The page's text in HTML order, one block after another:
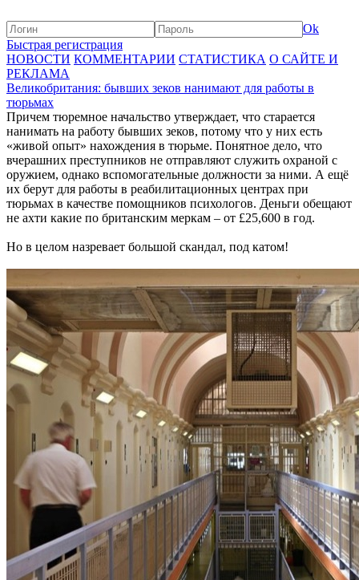
Ok
Быстрая регистрация
НОВОСТИ КОММЕНТАРИИ СТАТИСТИКА О САЙТЕ И
РЕКЛАМА
Великобритания: бывших зеков нанимают для работы в
тюрьмах
Причем тюремное начальство утверждает, что старается
нанимать на работу бывших зеков, потому что у них есть
«живой опыт» нахождения в тюрьме. Понятное дело, что
вчерашних преступников не отправляют служить охраной с
оружием, однако вспомогательные должности за ними. А ещё
их берут для работы в реабилитационных центрах при
тюрьмах в качестве помощников психологов. Деньги обещают
не ахти какие по британским меркам – от £25,600 в год.
Но в целом назревает большой скандал, под катом!